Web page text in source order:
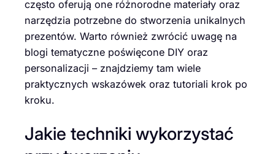
często oferują one różnorodne materiały oraz
narzędzia potrzebne do stworzenia unikalnych
prezentów. Warto również zwrócić uwagę na
blogi tematyczne poświęcone DIY oraz
personalizacji – znajdziemy tam wiele
praktycznych wskazówek oraz tutoriali krok po
kroku.
Jakie techniki wykorzystać